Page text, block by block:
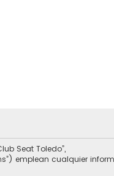
Seat Toledo”,
emplean cualquier